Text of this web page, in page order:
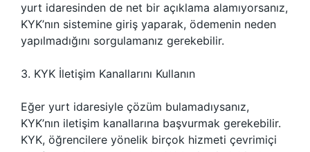
yurt idaresinden de net bir açıklama alamıyorsanız,
KYK’nın sistemine giriş yaparak, ödemenin neden
yapılmadığını sorgulamanız gerekebilir.
3. KYK İletişim Kanallarını Kullanın
Eğer yurt idaresiyle çözüm bulamadıysanız,
KYK’nın iletişim kanallarına başvurmak gerekebilir.
KYK, öğrencilere yönelik birçok hizmeti çevrimiçi